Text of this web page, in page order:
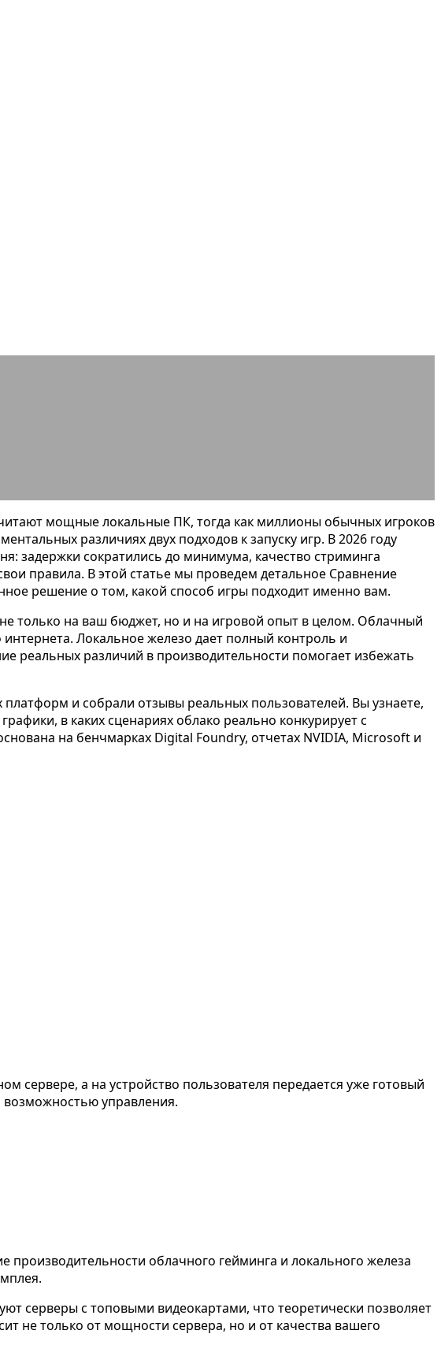
мощные локальные ПК, тогда как миллионы обычных игроков
различиях двух подходов к запуску игр. В 2026 году
задержки сократились до минимума, качество стриминга
правила. В этой статье мы проведем детальное Сравнение
решение о том, какой способ игры подходит именно вам.
только на ваш бюджет, но и на игровой опыт в целом. Облачный
Локальное железо дает полный контроль и
реальных различий в производительности помогает избежать
и собрали отзывы реальных пользователей. Вы узнаете,
в каких сценариях облако реально конкурирует с
на бенчмарках Digital Foundry, отчетах NVIDIA, Microsoft и
сервере, а на устройство пользователя передается уже готовый
возможностью управления.
облачного гейминга и локального железа
серверы с топовыми видеокартами, что теоретически позволяет
не только от мощности сервера, но и от качества вашего